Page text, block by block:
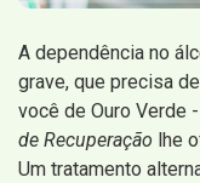
A dependência no
grave, que precisa
você de Ouro Verde
de Recuperação lhe
Um tratamento